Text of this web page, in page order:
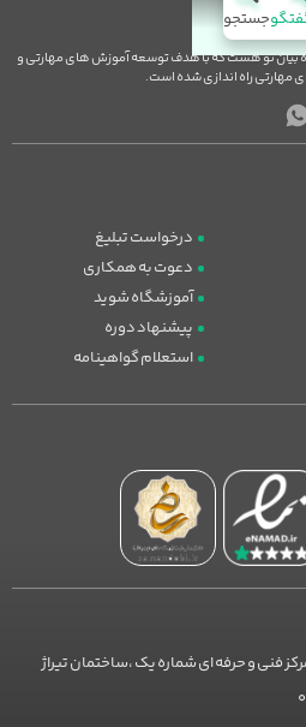
جستجو
بیان نو هست که با هدف توسعه آموزش های مهارتی و
مهارتی راه اندازی شده است.
درخواست تبلیغ
دعوت به همکاری
آموزشگاه شوید
پیشنهاد دوره
استعلام گواهینامه
فنی و حرفه ای شماره یک ،ساختمان تیراژ